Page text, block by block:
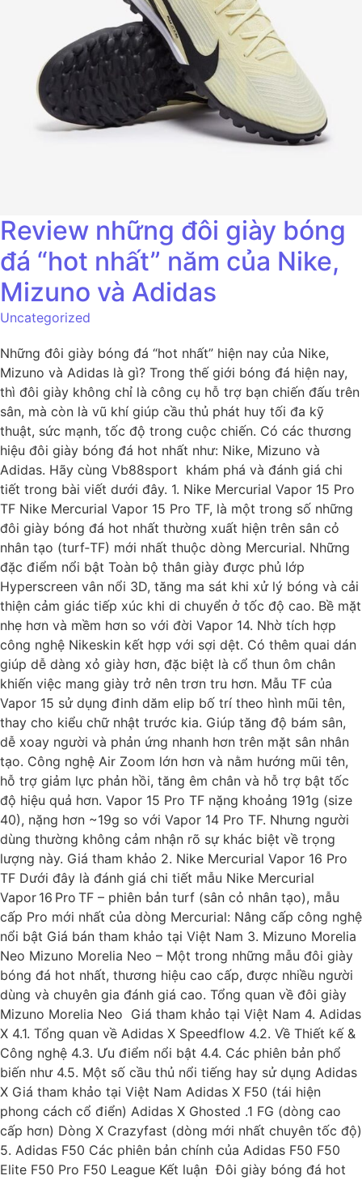
Review những đôi giày bóng
đá “hot nhất” năm của Nike,
Mizuno và Adidas
Uncategorized
Những đôi giày bóng đá “hot nhất” hiện nay của Nike,
Mizuno và Adidas là gì? Trong thế giới bóng đá hiện nay,
thì đôi giày không chỉ là công cụ hỗ trợ bạn chiến đấu trên
sân, mà còn là vũ khí giúp cầu thủ phát huy tối đa kỹ
thuật, sức mạnh, tốc độ trong cuộc chiến. Có các thương
hiệu đôi giày bóng đá hot nhất như: Nike, Mizuno và
Adidas. Hãy cùng Vb88sport khám phá và đánh giá chi
tiết trong bài viết dưới đây. 1. Nike Mercurial Vapor 15 Pro
TF Nike Mercurial Vapor 15 Pro TF, là một trong số những
đôi giày bóng đá hot nhất thường xuất hiện trên sân cỏ
nhân tạo (turf‑TF) mới nhất thuộc dòng Mercurial. Những
đặc điểm nổi bật Toàn bộ thân giày được phủ lớp
Hyperscreen vân nổi 3D, tăng ma sát khi xử lý bóng và cải
thiện cảm giác tiếp xúc khi di chuyển ở tốc độ cao. Bề mặt
nhẹ hơn và mềm hơn so với đời Vapor 14. Nhờ tích hợp
công nghệ Nikeskin kết hợp với sợi dệt. Có thêm quai dán
giúp dễ dàng xỏ giày hơn, đặc biệt là cổ thun ôm chân
khiến việc mang giày trở nên trơn tru hơn. Mẫu TF của
Vapor 15 sử dụng đinh dăm elip bố trí theo hình mũi tên,
thay cho kiểu chữ nhật trước kia. Giúp tăng độ bám sân,
dễ xoay người và phản ứng nhanh hơn trên mặt sân nhân
tạo. Công nghệ Air Zoom lớn hơn và nằm hướng mũi tên,
hỗ trợ giảm lực phản hồi, tăng êm chân và hỗ trợ bật tốc
độ hiệu quả hơn. Vapor 15 Pro TF nặng khoảng 191g (size
40), nặng hơn ~19g so với Vapor 14 Pro TF. Nhưng người
dùng thường không cảm nhận rõ sự khác biệt về trọng
lượng này. Giá tham khảo 2. Nike Mercurial Vapor 16 Pro
TF Dưới đây là đánh giá chi tiết mẫu Nike Mercurial
Vapor 16 Pro TF – phiên bản turf (sân cỏ nhân tạo), mẫu
cấp Pro mới nhất của dòng Mercurial: Nâng cấp công nghệ
nổi bật Giá bán tham khảo tại Việt Nam 3. Mizuno Morelia
Neo Mizuno Morelia Neo – Một trong những mẫu đôi giày
bóng đá hot nhất, thương hiệu cao cấp, được nhiều người
dùng và chuyên gia đánh giá cao. Tổng quan về đôi giày
Mizuno Morelia Neo Giá tham khảo tại Việt Nam 4. Adidas
X 4.1. Tổng quan về Adidas X Speedflow 4.2. Về Thiết kế &
Công nghệ 4.3. Ưu điểm nổi bật 4.4. Các phiên bản phổ
biến như 4.5. Một số cầu thủ nổi tiếng hay sử dụng Adidas
X Giá tham khảo tại Việt Nam Adidas X F50 (tái hiện
phong cách cổ điển) Adidas X Ghosted .1 FG (dòng cao
cấp hơn) Dòng X Crazyfast (dòng mới nhất chuyên tốc độ)
5. Adidas F50 Các phiên bản chính của Adidas F50 F50
Elite F50 Pro F50 League Kết luận Đôi giày bóng đá hot